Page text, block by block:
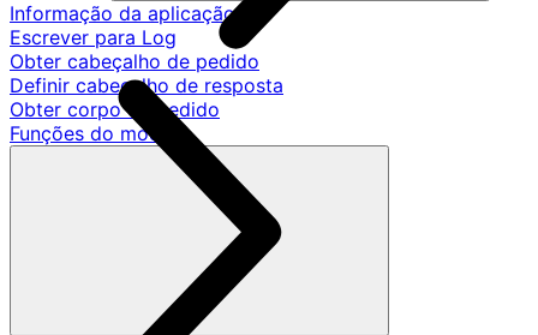
Informação da aplicação
Escrever para Log
Obter cabeçalho de pedido
Definir cabeçalho de resposta
Obter corpo de pedido
Funções do modelo